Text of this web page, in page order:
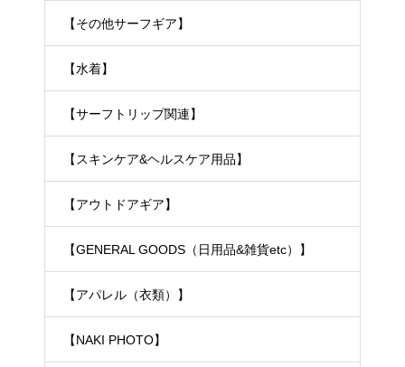
【その他サーフギア】
【水着】
【サーフトリップ関連】
【スキンケア&ヘルスケア用品】
【アウトドアギア】
【GENERAL GOODS（日用品&雑貨etc）】
【アパレル（衣類）】
【NAKI PHOTO】